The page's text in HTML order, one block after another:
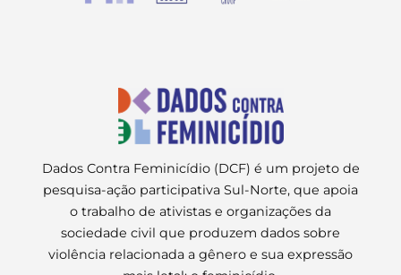
Dados Contra Feminicídio (DCF) é um projeto de
pesquisa-ação participativa Sul-Norte, que apoia
o trabalho de ativistas e organizações da
sociedade civil que produzem dados sobre
violência relacionada a gênero e sua expressão